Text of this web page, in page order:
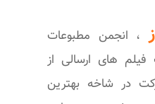
، انجمن مطبوعات
های ارسالی از
در شاخه بهترین